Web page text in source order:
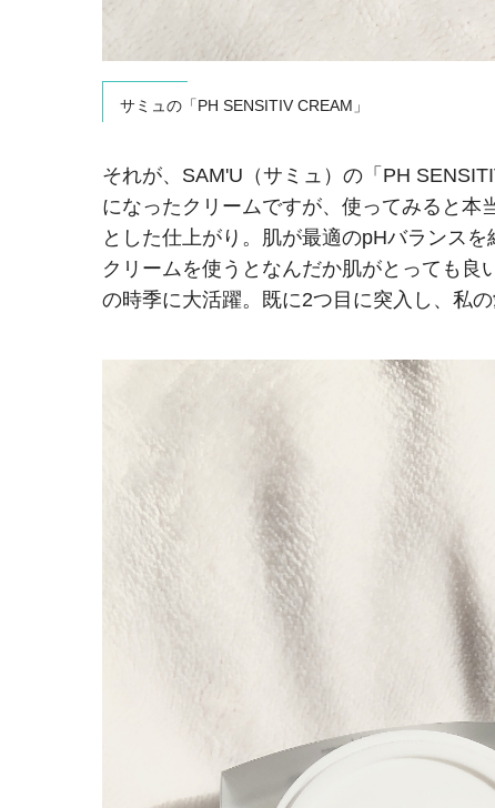
サミュの「PH SENSITIV CREAM」
それが、SAM'U（サミュ）の「PH
になったクリームですが、使ってみると本
とした仕上がり。肌が最適のpHバランス
クリームを使うとなんだか肌がとっても
の時季に大活躍。既に2つ目に突入し、私